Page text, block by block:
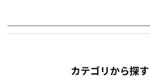
カテゴリから探す